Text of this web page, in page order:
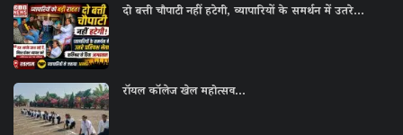
दो बत्ती चौपाटी नहीं हटेगी, व्यापारियों के समर्थन में उतरे...
राॅयल काॅलेज खेल महोत्सव...